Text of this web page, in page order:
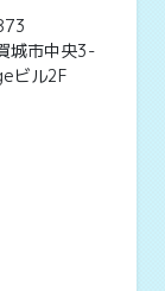
城市中央3-
ビル2F